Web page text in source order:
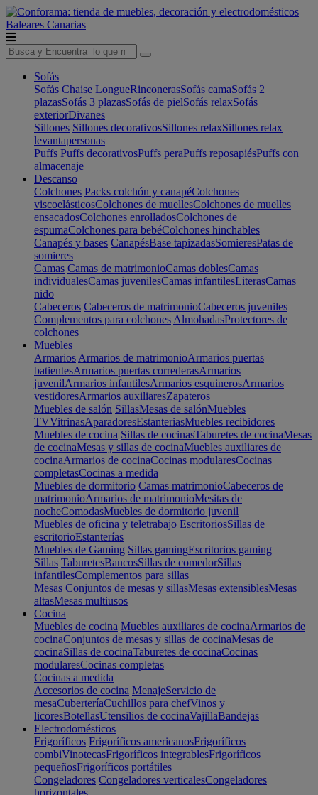
Baleares Canarias
Sofás
Sofás Chaise LongueRinconerasSofás camaSofás 2
plazasSofás 3 plazasSofás de pielSofás relaxSofás
exteriorDivanes
Sillones Sillones decorativosSillones relaxSillones relax
levantapersonas
Puffs Puffs decorativosPuffs peraPuffs reposapiésPuffs con
almacenaje
Descanso
Colchones Packs colchón y canapéColchones
viscoelásticosColchones de muellesColchones de muelles
ensacadosColchones enrolladosColchones de
espumaColchones para bebéColchones hinchables
Canapés y bases CanapésBase tapizadasSomieresPatas de
somieres
Camas Camas de matrimonioCamas doblesCamas
individualesCamas juvenilesCamas infantilesLiterasCamas
nido
Cabeceros Cabeceros de matrimonioCabeceros juveniles
Complementos para colchones AlmohadasProtectores de
colchones
Muebles
Armarios Armarios de matrimonioArmarios puertas
batientesArmarios puertas correderasArmarios
juvenilArmarios infantilesArmarios esquinerosArmarios
vestidoresArmarios auxiliaresZapateros
Muebles de salón SillasMesas de salónMuebles
TVVitrinasAparadoresEstanteriasMuebles recibidores
Muebles de cocina Sillas de cocinasTaburetes de cocinaMesas
de cocinaMesas y sillas de cocinaMuebles auxiliares de
cocinaArmarios de cocinaCocinas modularesCocinas
completasCocinas a medida
Muebles de dormitorio Camas matrimonioCabeceros de
matrimonioArmarios de matrimonioMesitas de
nocheComodasMuebles de dormitorio juvenil
Muebles de oficina y teletrabajo EscritoriosSillas de
escritorioEstanterías
Muebles de Gaming Sillas gamingEscritorios gaming
Sillas TaburetesBancosSillas de comedorSillas
infantilesComplementos para sillas
Mesas Conjuntos de mesas y sillasMesas extensiblesMesas
altasMesas multiusos
Cocina
Muebles de cocina Muebles auxiliares de cocinaArmarios de
cocinaConjuntos de mesas y sillas de cocinaMesas de
cocinaSillas de cocinaTaburetes de cocinaCocinas
modularesCocinas completas
Cocinas a medida
Accesorios de cocina MenajeServicio de
mesaCuberteríaCuchillos para chefVinos y
licoresBotellasUtensilios de cocinaVajillaBandejas
Electrodomésticos
Frigoríficos Frigoríficos americanosFrigoríficos
combiVinotecasFrigoríficos integrablesFrigoríficos
pequeñosFrigoríficos portátiles
Congeladores Congeladores verticalesCongeladores
horizontales